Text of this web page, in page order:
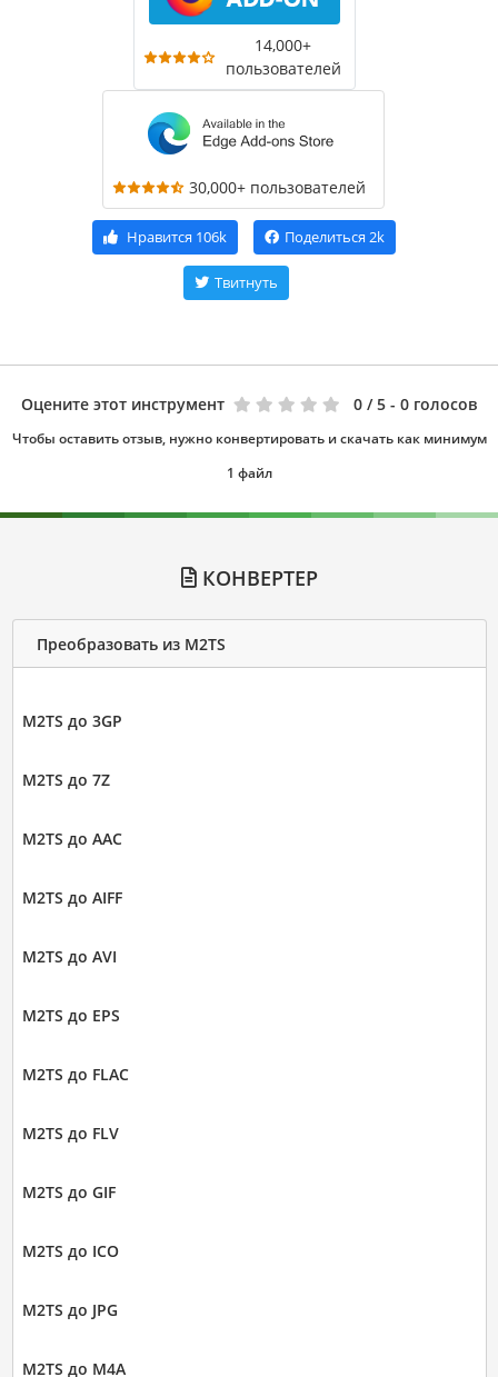
14,000+
пользователей
30,000+ пользователей
Нравится 106k Поделиться 2k
Твитнуть
Оцените этот инструмент 0 / 5 - 0 голосов
Чтобы оставить отзыв, нужно конвертировать и скачать как минимум
1 файл
КОНВЕРТЕР
Преобразовать из M2TS
M2TS до 3GP
M2TS до 7Z
M2TS до AAC
M2TS до AIFF
M2TS до AVI
M2TS до EPS
M2TS до FLAC
M2TS до FLV
M2TS до GIF
M2TS до ICO
M2TS до JPG
M2TS до M4A